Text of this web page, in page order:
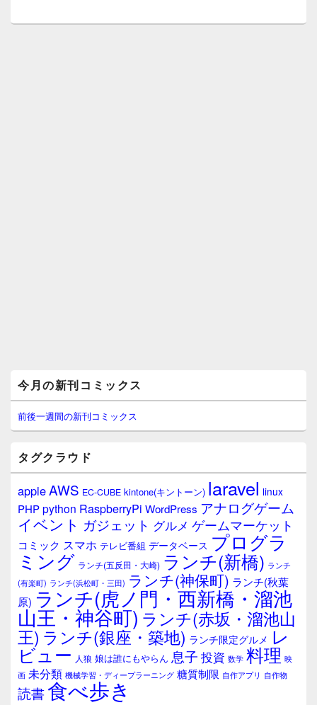
イ
ン
サ
イ
ウ
ィ
ジ
ェ
ア
今月の新刊コミックス
前後一週間の新刊コミックス
タグクラウド
appleAWS EC-CUBE kintone(キントーン) laravel linux
PHPpython RaspberryPi WordPress アナログゲーム
イベント ガジェット グルメ ゲームマーケット
コミック スマホ テレビ番組 データベース プログラ
ミング ランチ(五反田・大崎) ランチ(新橋) ランチ
(有楽町) ランチ(浜松町・三田) ランチ(神保町) ランチ(秋葉
原) ランチ(虎ノ門・西新橋・溜池
山王・神谷町) ランチ(赤坂・溜池山
王) ランチ(銀座・築地) ランチ限定グルメ レ
ビュー 人狼 娘は誰にもやらん 息子 投資 数学 料理 映
画 未分類 機械学習・ディープラーニング 糖質制限 自作アプリ 自作物
読書食べ歩き